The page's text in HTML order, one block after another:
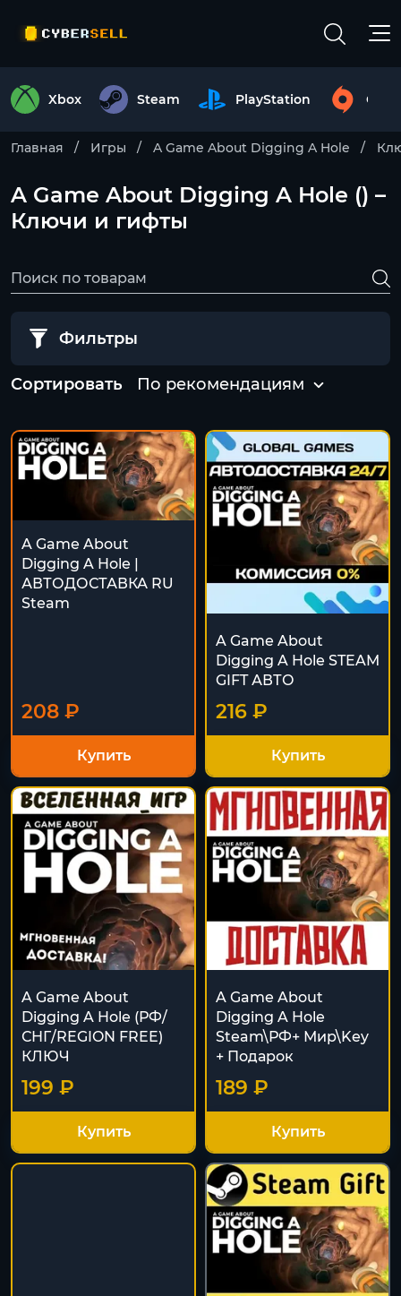
Xbox Steam PlayStation
Главная Игры A Game About Digging A Hole
A Game About Digging A Hole () –
Ключи и гифты
Фильтры
Сортировать По рекомендациям
A Game About
Digging A Hole |
АВТОДОСТАВКА RU
Steam
208 ₽
Купить
A Game About
Digging A Hole STEAM
GIFT АВТО
216 ₽
Купить
A Game About
Digging A Hole (РФ/
СНГ/REGION FREE)
КЛЮЧ
199 ₽
Купить
A Game About
Digging A Hole
Steam\РФ+ Мир\Key
+ Подарок
189 ₽
Купить